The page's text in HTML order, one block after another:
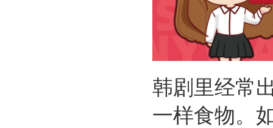
韩剧里经常
一样食物。